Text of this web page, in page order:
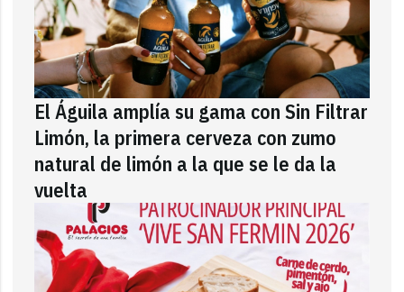
El Águila amplía su gama con Sin Filtrar
Limón, la primera cerveza con zumo
natural de limón a la que se le da la
vuelta